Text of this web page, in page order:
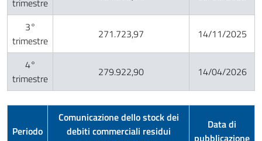
trimestre
3°
trimestre
271.723,97 14/11/2025
4°
trimestre
279.922,90 14/04/2026
Periodo
Comunicazione dello stock dei
debiti commerciali residui
Data di
pubblicazione